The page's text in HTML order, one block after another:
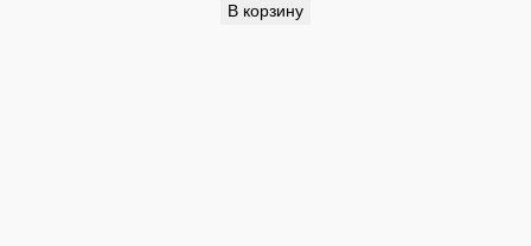
В корзину